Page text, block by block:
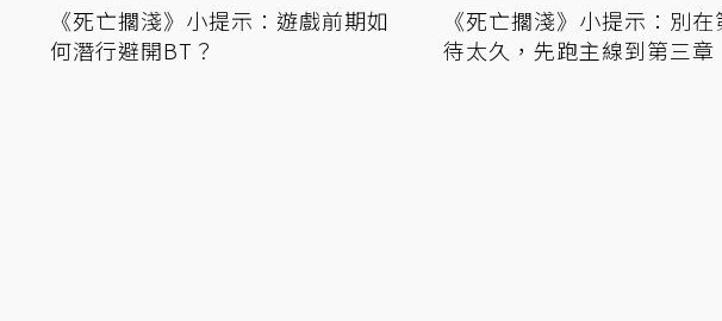
《攻殼機動隊》導演押井守評《死
亡擱淺》：電影無法比擬的沉浸感
知名實況主xQc稱呼給《死
淺》低分評價的媒體是「垃